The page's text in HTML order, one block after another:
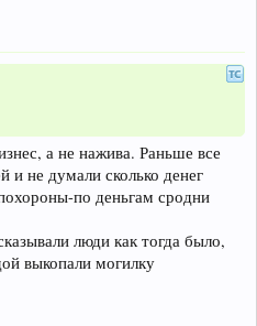
а не нажива. Раньше все
и не думали сколько денег
по деньгам сродни
люди как тогда было,
выкопали могилку